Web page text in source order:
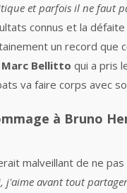
et parfois il ne faut
connus et la
un record que
Marc Bellitto qui a pris
va faire corps avec
à Bruno
malveillant de ne
j'aime avant tout